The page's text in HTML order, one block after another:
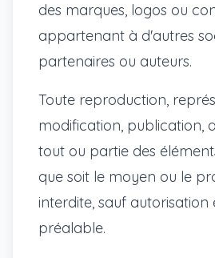
des marques, logos ou
appartenant à d'autres
partenaires ou auteurs.
Toute reproduction,
modification, publication,
tout ou partie des
que soit le moyen ou le
interdite, sauf autorisation
préalable.